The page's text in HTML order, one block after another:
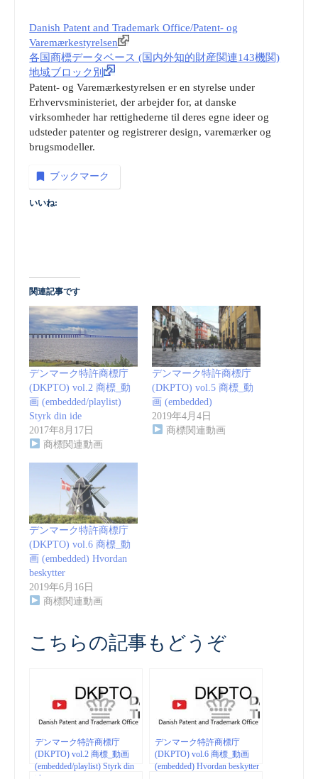
Danish Patent and Trademark Office/Patent- og
Varemærkestyrelsen
各国商標データベース (国内外知的財産関連143機関)
地域ブロック別
Patent- og Varemærkestyrelsen er en styrelse under
Erhvervsministeriet, der arbejder for, at danske
virksomheder har rettighederne til deres egne ideer og
udsteder patenter og registrerer design, varemærker og
brugsmodeller.
ブックマーク
いいね:
関連記事です
デンマーク特許商標庁
(DKPTO) vol.2 商標_動
画 (embedded/playlist)
Styrk din ide
2017年8月17日
商標関連動画
デンマーク特許商標庁
(DKPTO) vol.5 商標_動
画 (embedded)
2019年4月4日
商標関連動画
デンマーク特許商標庁
(DKPTO) vol.6 商標_動
画 (embedded) Hvordan
beskytter
2019年6月16日
商標関連動画
こちらの記事もどうぞ
デンマーク特許商標庁
(DKPTO) vol.2 商標_動画
(embedded/playlist) Styrk din
デンマーク特許商標庁
(DKPTO) vol.6 商標_動画
(embedded) Hvordan beskytter